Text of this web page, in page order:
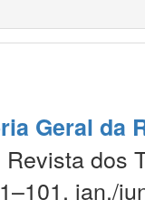
Geral da
dos
jan./